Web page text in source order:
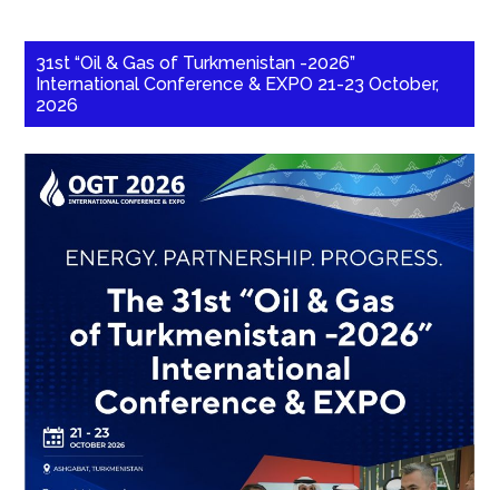
31st “Oil & Gas of Turkmenistan -2026”
International Conference & EXPO 21-23 October,
2026